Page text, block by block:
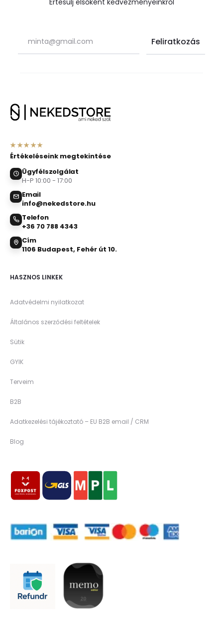
★★★★★
Értékeléseink megtekintése
Ügyfélszolgálat
H-P 10:00 - 17:00
Email
info@nekedstore.hu
Telefon
+36 70 788 4343
Cím
1106 Budapest, Fehér út 10.
HASZNOS LINKEK
Adatvédelmi nyilatkozat
Általános szerződési feltételek
Sütik
GYIK
Terveim
B2B
Adatkezelési tájékoztató – EU B2B email / CRM
Blog